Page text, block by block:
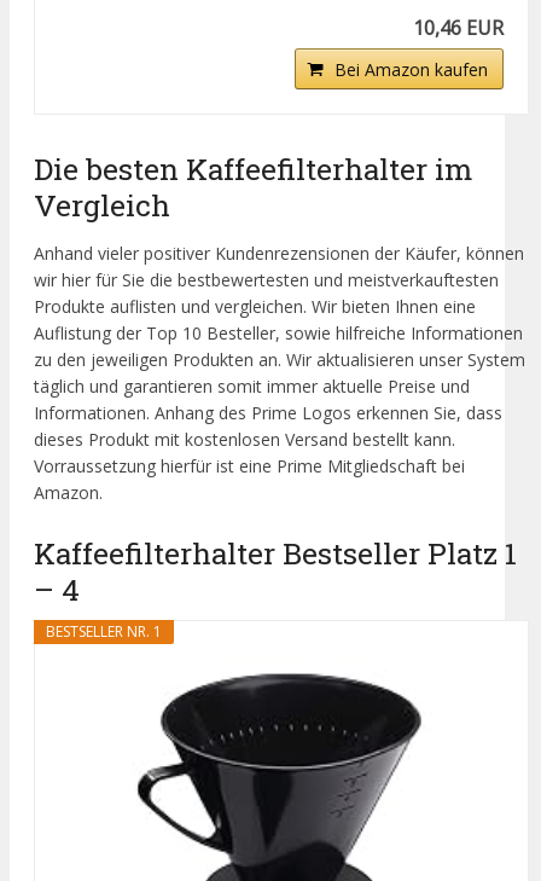
10,46 EUR
Bei Amazon kaufen
Die besten Kaffeefilterhalter im
Vergleich
Anhand vieler positiver Kundenrezensionen der Käufer, können
wir hier für Sie die bestbewertesten und meistverkauftesten
Produkte auflisten und vergleichen. Wir bieten Ihnen eine
Auflistung der Top 10 Besteller, sowie hilfreiche Informationen
zu den jeweiligen Produkten an. Wir aktualisieren unser System
täglich und garantieren somit immer aktuelle Preise und
Informationen. Anhang des Prime Logos erkennen Sie, dass
dieses Produkt mit kostenlosen Versand bestellt kann.
Vorraussetzung hierfür ist eine Prime Mitgliedschaft bei
Amazon.
Kaffeefilterhalter Bestseller Platz 1
– 4
BESTSELLER NR. 1